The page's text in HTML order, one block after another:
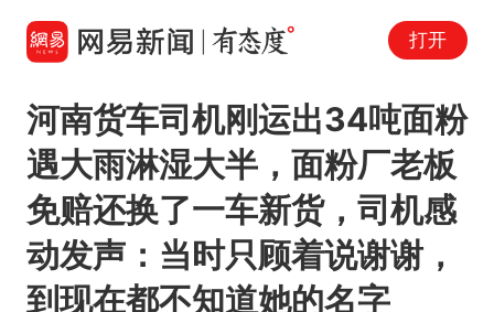
打开
河南货车司机刚运出34吨面粉
遇大雨淋湿大半，面粉厂老板
免赔还换了一车新货，司机感
动发声：当时只顾着说谢谢，
到现在都不知道她的名字